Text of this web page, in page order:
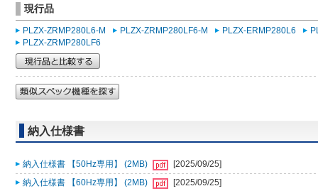
現行品
PLZX-ZRMP280L6-M PLZX-ZRMP280LF6-M PLZX-ERMP280L6
PLZX-ZRMP280LF6
納入仕様書
納入仕様書 【50Hz専用】 (2MB)
[2025/09/25]
納入仕様書 【60Hz専用】 (2MB)
[2025/09/25]